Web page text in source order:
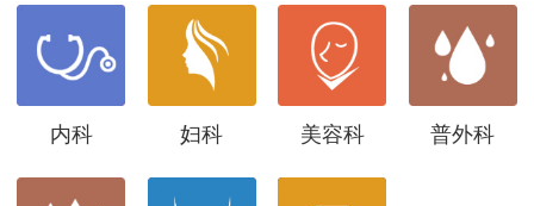
内科 妇科 美容科 普外科